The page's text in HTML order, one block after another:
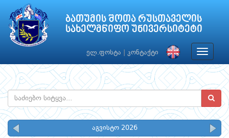
ბათუმის შოთა რუსთაველის
სახელმწიფო უნივერსიტეტი
ელ.ფოსტა კონტაქტი
Toggle
აგვისტო 2026